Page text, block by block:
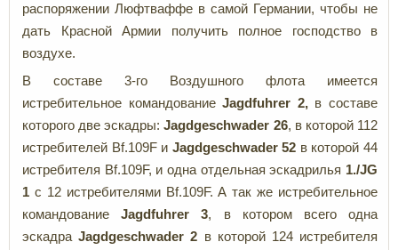
распоряжении Люфтваффе в самой Германии, чтобы не
дать Красной Армии получить полное господство в
воздухе.
В составе 3-го Воздушного флота имеется
истребительное командованиеJagdfuhrer 2, в составе
которого две эскадры:Jagdgeschwader 26, в которой 112
истребителей Bf.109F и Jagdgeschwader 52 в которой 44
истребителя Bf.109F, и одна отдельная эскадрилья 1./JG
1 с 12 истребителями Bf.109F. А так же истребительное
командованиеJagdfuhrer 3, в котором всего одна
эскадраJagdgeschwader 2 в которой 124 истребителя